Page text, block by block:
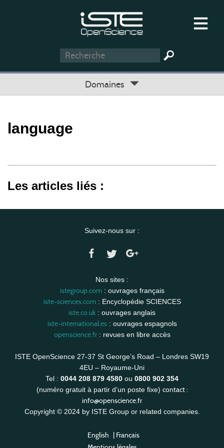
Domaines
language
Les articles liés :
Suivez-nous sur :
Nos sites :
istegroup.com: ouvrages français
iste-sciences.com: Encyclopédie SCIENCES
iste.co.uk : ouvrages anglais
iste-international.es: ouvrages espagnols
openscience.fr: revues en libre accès
ISTE OpenScience 27-37 St George’s Road – Londres SW19
4EU – Royaume-Uni
Tel : 0044 208 879 4580 ou 0800 902 354
(numéro gratuit à partir d’un poste fixe) contact :
info@openscience.fr
Copyright © 2024 by ISTE Group or related companies.
English | Français